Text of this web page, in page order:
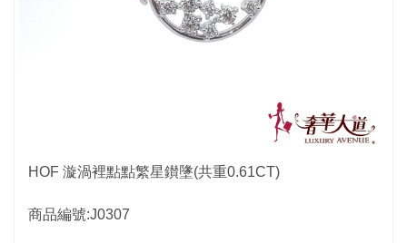
HOF 漩渦裡點點繁星鑚墬(共重0.61CT)
商品編號:J0307